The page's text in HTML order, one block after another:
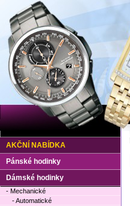
AKČNÍ NABÍDKA
Pánské hodinky
Dámské hodinky
- Mechanické
- Automatické